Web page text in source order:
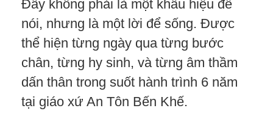
Đây không phải là một khẩu hiệu để
nói, nhưng là một lời để sống. Được
thể hiện từng ngày qua từng bước
chân, từng hy sinh, và từng âm thầm
dấn thân trong suốt hành trình 6 năm
tại giáo xứ An Tôn Bến Khế.